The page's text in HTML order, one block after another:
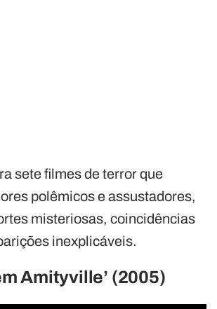
sete filmes de terror que
polêmicos e assustadores,
misteriosas, coincidências
inexplicáveis.
Amityville’ (2005)